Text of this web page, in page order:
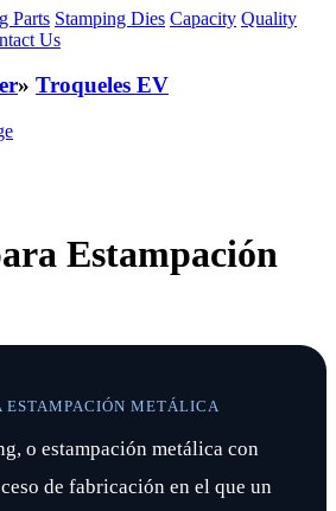
Parts Stamping Dies Capacity Quality
Us
» Troqueles EV
Estampación
ESTAMPACIÓN METÁLICA
o estampación metálica con
de fabricación en el que un